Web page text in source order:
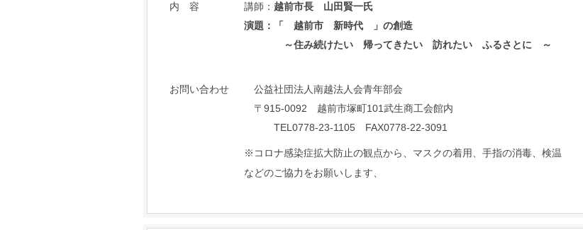
内 容 講師： 越前市長 山田賢一氏
演題：「 越前市 新時代 」の創造
～住み続けたい 帰ってきたい 訪れたい ふるさとに ～
お問い合わせ
公益社団法人南越法人会青年部会
〒915-0092 越前市塚町101武生商工会館内
TEL0778-23-1105 FAX0778-22-3091
※コロナ感染症拡大防止の観点から、マスクの着用、手指の消毒、検温
などのご協力をお願いします、